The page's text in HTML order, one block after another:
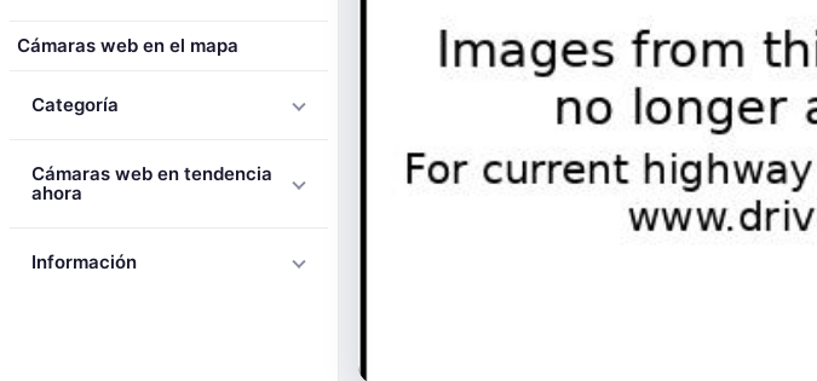
Cámaras web en el mapa
Categoría
Cámaras web en tendencia
ahora
Información